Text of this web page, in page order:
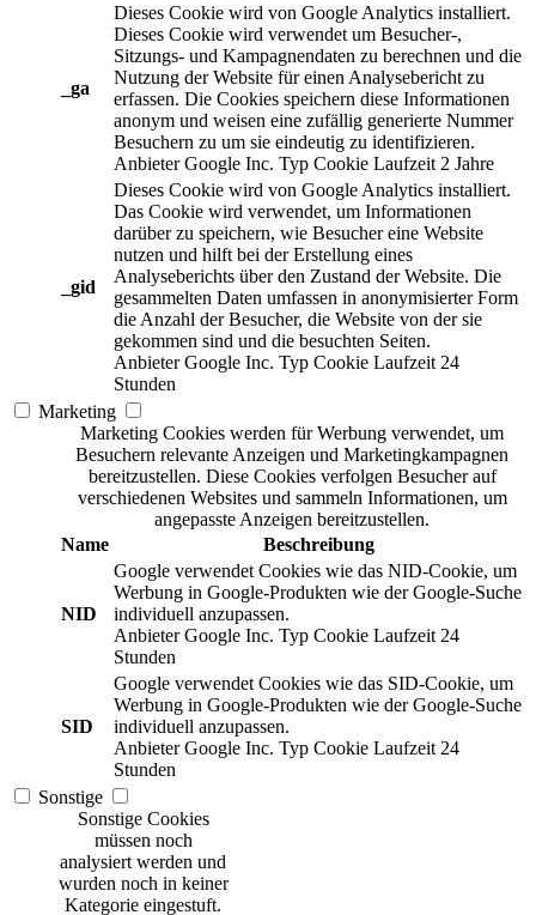
_ga
Dieses Cookie wird von Google Analytics installiert.
Dieses Cookie wird verwendet um Besucher-,
Sitzungs- und Kampagnendaten zu berechnen und die
Nutzung der Website für einen Analysebericht zu
erfassen. Die Cookies speichern diese Informationen
anonym und weisen eine zufällig generierte Nummer
Besuchern zu um sie eindeutig zu identifizieren.
Anbieter Google Inc. Typ Cookie Laufzeit 2 Jahre
_gid
Dieses Cookie wird von Google Analytics installiert.
Das Cookie wird verwendet, um Informationen
darüber zu speichern, wie Besucher eine Website
nutzen und hilft bei der Erstellung eines
Analyseberichts über den Zustand der Website. Die
gesammelten Daten umfassen in anonymisierter Form
die Anzahl der Besucher, die Website von der sie
gekommen sind und die besuchten Seiten.
Anbieter Google Inc. Typ Cookie Laufzeit 24
Stunden
Marketing
Marketing Cookies werden für Werbung verwendet, um
Besuchern relevante Anzeigen und Marketingkampagnen
bereitzustellen. Diese Cookies verfolgen Besucher auf
verschiedenen Websites und sammeln Informationen, um
angepasste Anzeigen bereitzustellen.
Name
Beschreibung
NID
Google verwendet Cookies wie das NID-Cookie, um
Werbung in Google-Produkten wie der Google-Suche
individuell anzupassen.
Anbieter Google Inc. Typ Cookie Laufzeit 24
Stunden
SID
Google verwendet Cookies wie das SID-Cookie, um
Werbung in Google-Produkten wie der Google-Suche
individuell anzupassen.
Anbieter Google Inc. Typ Cookie Laufzeit 24
Stunden
Sonstige
Sonstige Cookies
müssen noch
analysiert werden und
wurden noch in keiner
Kategorie eingestuft.